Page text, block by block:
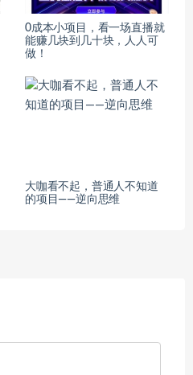
0成本小项目，看一场直播就
能赚几块到几十块，人人可
做！
大咖看不起，普通人不知道
的项目——逆向思维